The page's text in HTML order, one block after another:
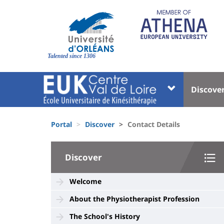
Site
Talented since 1306
Université
:
Block
liste
des
composantes
Menu
d'Ariane
Portal Discover Contact Details
University
Sidebar
Discover
Welcome
About the Physiotherapist Profession
The School's History